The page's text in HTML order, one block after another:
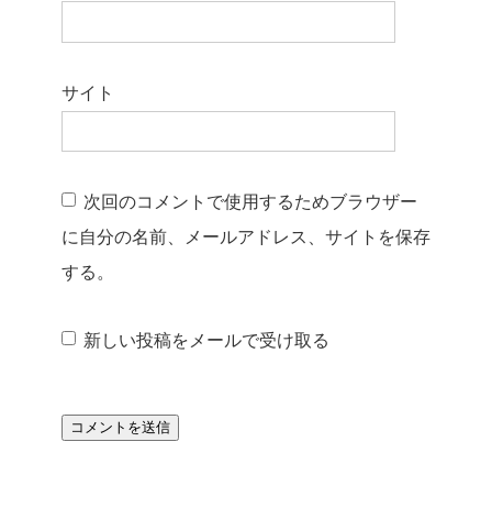
サイト
次回のコメントで使用するためブラウザー
に自分の名前、メールアドレス、サイトを保存
する。
新しい投稿をメールで受け取る